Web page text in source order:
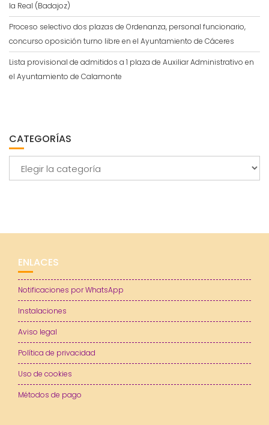
la Real (Badajoz)
Proceso selectivo dos plazas de Ordenanza, personal funcionario,
concurso oposición turno libre en el Ayuntamiento de Cáceres
Lista provisional de admitidos a 1 plaza de Auxiliar Administrativo en
el Ayuntamiento de Calamonte
CATEGORÍAS
ENLACES
Notificaciones por WhatsApp
Instalaciones
Aviso legal
Política de privacidad
Uso de cookies
Métodos de pago